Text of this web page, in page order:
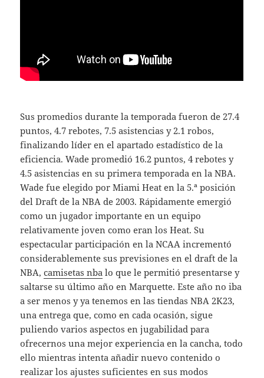
Sus promedios durante la temporada fueron de 27.4
puntos, 4.7 rebotes, 7.5 asistencias y 2.1 robos,
finalizando líder en el apartado estadístico de la
eficiencia. Wade promedió 16.2 puntos, 4 rebotes y
4.5 asistencias en su primera temporada en la NBA.
Wade fue elegido por Miami Heat en la 5.ª posición
del Draft de la NBA de 2003. Rápidamente emergió
como un jugador importante en un equipo
relativamente joven como eran los Heat. Su
espectacular participación en la NCAA incrementó
considerablemente sus previsiones en el draft de la
NBA,camisetas nba lo que le permitió presentarse y
saltarse su último año en Marquette. Este año no iba
a ser menos y ya tenemos en las tiendas NBA 2K23,
una entrega que, como en cada ocasión, sigue
puliendo varios aspectos en jugabilidad para
ofrecernos una mejor experiencia en la cancha, todo
ello mientras intenta añadir nuevo contenido o
realizar los ajustes suficientes en sus modos